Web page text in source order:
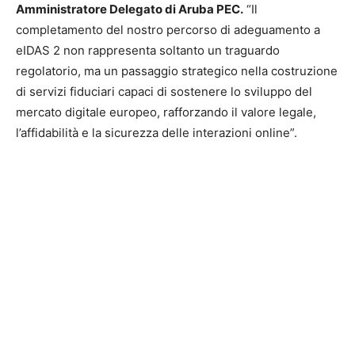
Amministratore Delegato di Aruba PEC. “Il
completamento del nostro percorso di adeguamento a
eIDAS 2 non rappresenta soltanto un traguardo
regolatorio, ma un passaggio strategico nella costruzione
di servizi fiduciari capaci di sostenere lo sviluppo del
mercato digitale europeo, rafforzando il valore legale,
l’affidabilità e la sicurezza delle interazioni online”.